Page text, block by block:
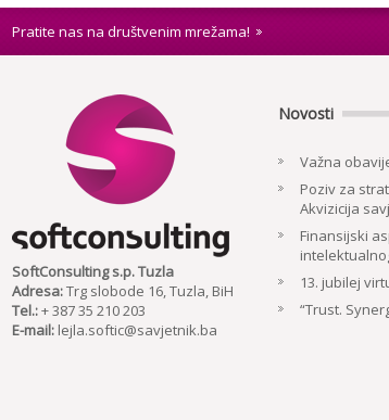
Pratite nas na društvenim mrežama!
SoftConsulting s.p. Tuzla
Adresa:Trg slobode 16, Tuzla, BiH
Tel.:+ 387 35 210 203
E-mail: lejla.softic@savjetnik.ba
Novosti
Važna
Poziv za
Akvizicija
Finansijski
13. jubilej
“Trust.